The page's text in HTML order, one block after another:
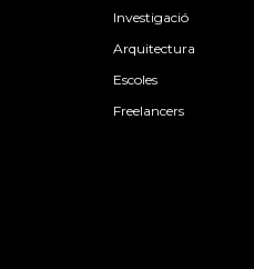
Investigació
Arquitectura
Escoles
Freelancers